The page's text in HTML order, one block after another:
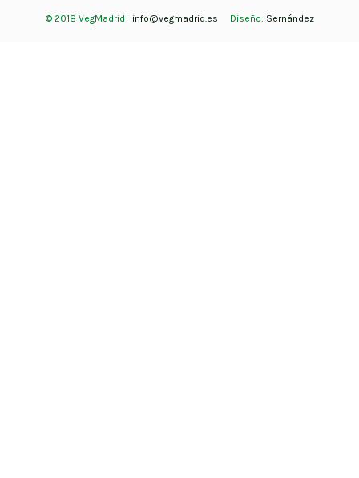
© 2018 VegMadrid info@vegmadrid.es Diseño: Sernández